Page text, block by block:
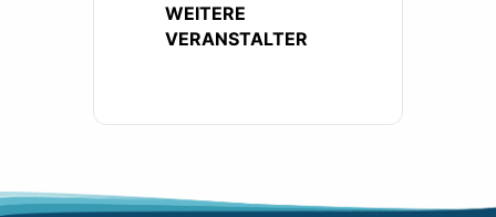
WEITERE
VERANSTALTER